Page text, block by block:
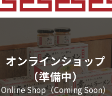
オンラインショップ
（準備中）
Online Shop（Coming Soon）